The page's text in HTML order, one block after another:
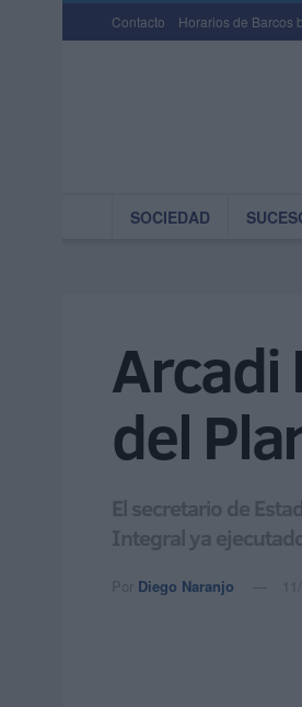
Contacto Horarios de Barcos
SOCIEDAD
Arcadi
del
El secretario de
Integral ya
Por Diego Naranjo